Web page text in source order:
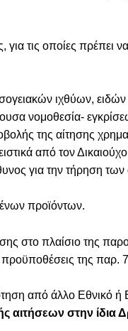
τις οποίες πρέπει
ιχθύων,
νομοθεσία-
της αίτησης
από τον
για την τήρηση
προϊόντων.
στο πλαίσιο της
της παρ.
από άλλο Εθνικό
αιτήσεων στην ίδια